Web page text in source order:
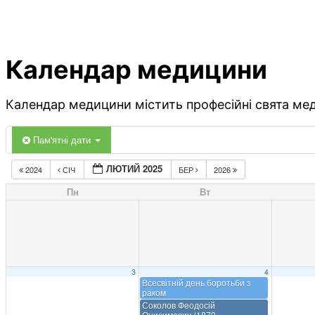
Календар медицини
Календар медицини містить професійні свята
Пам'ятні дати
2024 СІЧ ЛЮТИЙ 2025 БЕР 2026
Пн Вт
3 4
Всесвітній день боротьби з
раком
Соколов Феодосій